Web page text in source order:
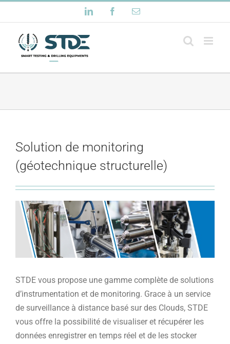
au
contenu
LinkedIn FacebookEmail
Solution de monitoring
(géotechnique structurelle)
STDE vous propose une gamme complète de solutions
d’instrumentation et de monitoring. Grace à un service
de surveillance à distance basé sur des Clouds, STDE
vous offre la possibilité de visualiser et récupérer les
données enregistrer en temps réel et de les stocker